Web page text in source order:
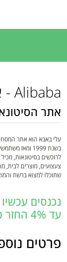
Alibaba - אליבאבא
אתר
עלי באבא הוא אתר
בשנת 1999
לרוכשים בסיטונאות,
צעצועים, מוצרים לבית,
שתוכלו למצוא ברשת
נכנסים
עד 4% החזר כספי
פרטים